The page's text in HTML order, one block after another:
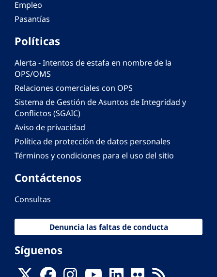
Empleo
Pasantías
Políticas
Alerta - Intentos de estafa en nombre de la
OPS/OMS
Relaciones comerciales con OPS
Sistema de Gestión de Asuntos de Integridad y
Conflictos (SGAIC)
Aviso de privacidad
Política de protección de datos personales
Términos y condiciones para el uso del sitio
Contáctenos
Consultas
Denuncia las faltas de conducta
Síguenos